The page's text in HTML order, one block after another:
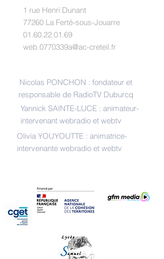
1 rue Henri Dunant
77260 La Ferté-sous-Jouarre
01.60.22.01.69
web.0770339a@ac-creteil.fr
Nicolas PONCHON : fondateur et
responsable de RadioTV Duburcq
Yannick SAINTE-LUCE : animateur-
intervenant webradio et webtv
Olivia YOUYOUTTE : animatrice-
intervenante webradio et webtv